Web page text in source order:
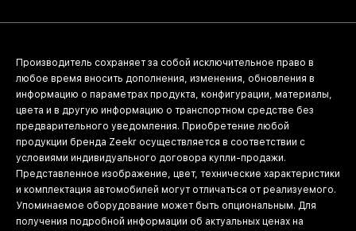
Производитель сохраняет за собой исключительное право в
любое время вносить дополнения, изменения, обновления в
информацию о параметрах продукта, конфигурации, материалы,
цвета и в другую информацию о транспортном средстве без
предварительного уведомления. Приобретение любой
продукции бренда Zeekr осуществляется в соответствии с
условиями индивидуального договора купли-продажи.
Представленное изображение, цвет, технические характеристики
и комплектация автомобилей могут отличаться от реализуемого.
Упоминаемое оборудование может быть опциональным. Для
получения подробной информации об актуальных ценах на